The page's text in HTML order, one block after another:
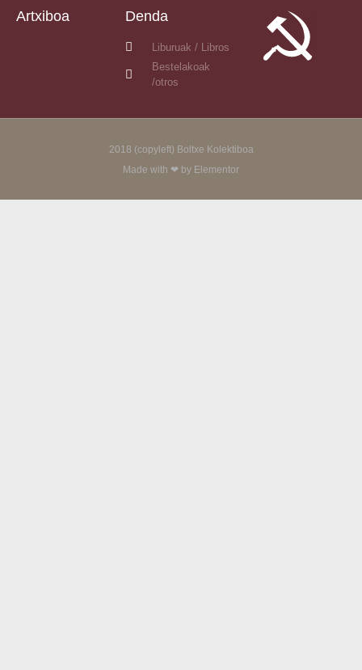
Artxiboa Denda
Liburuak / Libros
Bestelakoak
/otros
2018 (copyleft) Boltxe Kolektiboa
Made with ❤ by Elementor